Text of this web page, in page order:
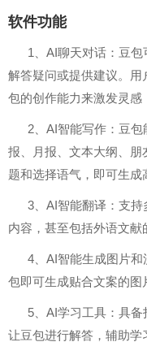
软件功能
1、AI聊天对话：豆包
解答疑问或提供建议。
包的创作能力来激发灵感
2、AI智能写作：豆
报、月报、文本大纲、
题和选择语气，即可生成
3、AI智能翻译：支
内容，甚至包括外语文献
4、AI智能生成图片
包即可生成贴合文案的图
5、AI学习工具：具
让豆包进行解答，辅助学